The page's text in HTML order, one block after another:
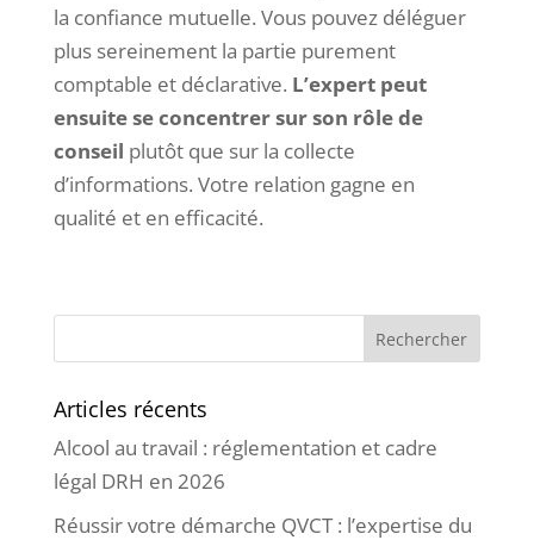
la confiance mutuelle. Vous pouvez déléguer
plus sereinement la partie purement
comptable et déclarative. L’expert peut
ensuite se concentrer sur son rôle de
conseil plutôt que sur la collecte
d’informations. Votre relation gagne en
qualité et en efficacité.
Articles récents
Alcool au travail : réglementation et cadre
légal DRH en 2026
Réussir votre démarche QVCT : l’expertise du